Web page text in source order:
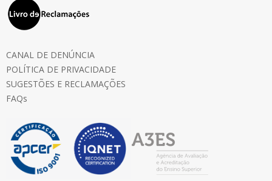
CANAL DE DENÚNCIA
POLÍTICA DE PRIVACIDADE
SUGESTÕES E RECLAMAÇÕES
FAQs